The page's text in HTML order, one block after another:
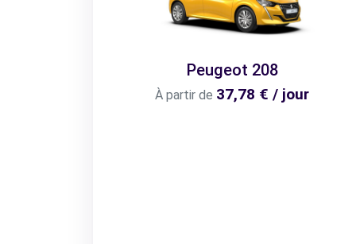
Peugeot 208
À partir de 37,78 € / jour